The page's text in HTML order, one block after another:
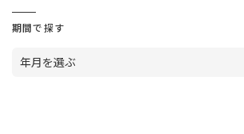
期間で探す
年月を選ぶ